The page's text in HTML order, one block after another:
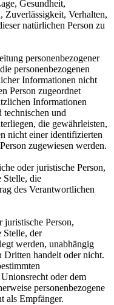
Gesundheit,
Zuverlässigkeit, Verhalten,
natürlichen Person zu
personenbezogener
personenbezogenen
Informationen nicht
Person zugeordnet
Informationen
technischen und
die gewährleisten,
nicht einer identifizierten
zugewiesen werden.
oder juristische Person,
Stelle, die
des Verantwortlichen
juristische Person,
Stelle, der
werden, unabhängig
Dritten handelt oder nicht.
oder dem
personenbezogene
als Empfänger.